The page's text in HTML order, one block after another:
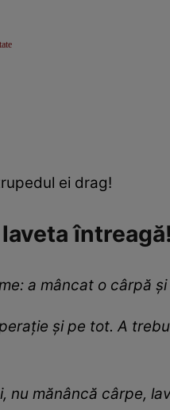
ei drag!
a mâncat o cârpă
și pe tot. A
nu mănâncă cârpe,